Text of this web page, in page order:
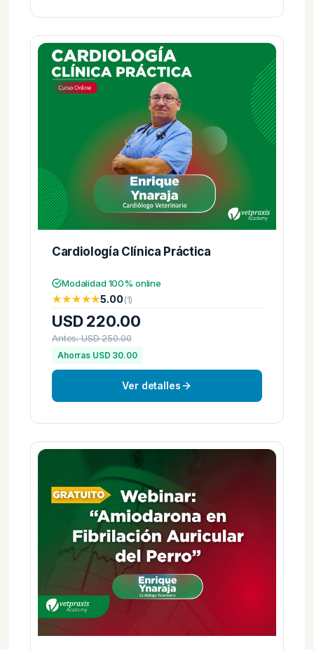
Cardiología Clínica Práctica
Modalidad 100% online
★★★★★
★★★★★5.00(1)
USD 220.00
Antes: USD 250.00
Ahorras USD 30.00
Ver detalles